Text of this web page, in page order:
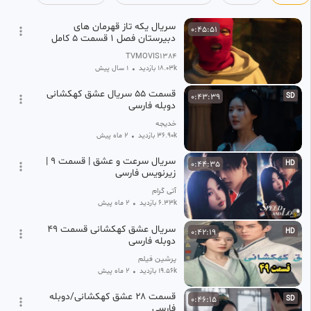
•
0:45:51
سریال یکه تاز قهرمان های
دبیرستان فصل 1 قسمت 5 کامل
دوبله فارسی
TVMOVIS1384
18.03k بازدید • 1 سال پیش
SD
0:43:39
قسمت ۵۵ سریال عشق کهکشانی
دوبله فارسی
خدیجه
36.90k بازدید • 2 ماه پیش
HD
0:44:35
سریال سرعت و عشق | قسمت ۹ |
زیرنویس فارسی
آتی گرام
6.33k بازدید • 2 ماه پیش
HD
0:42:19
سریال عشق کهکشانی قسمت ۴۹
دوبله فارسی
پرشین فیلم
19.56k بازدید • 2 ماه پیش
SD
0:46:15
قسمت ۲۸ عشق کهکشانی/دوبله